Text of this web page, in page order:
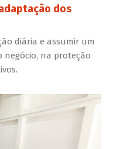
dos
diária e assumir um
negócio, na proteção